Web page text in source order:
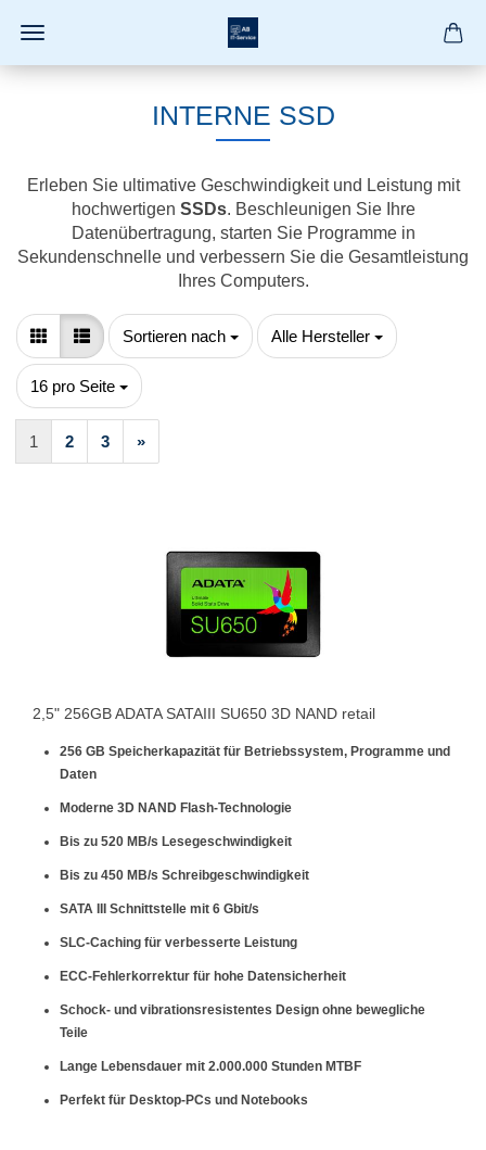
INTERNE SSD
Erleben Sie ultimative Geschwindigkeit und Leistung mit
hochwertigen SSDs. Beschleunigen Sie Ihre
Datenübertragung, starten Sie Programme in
Sekundenschnelle und verbessern Sie die Gesamtleistung
Ihres Computers.
Sortieren nach
Sortieren nach Alle Hersteller
pro Seite
16 pro Seite
pro Seite
1 2 3 »
2,5" 256GB ADATA SATAIII SU650 3D NAND retail
256 GB Speicherkapazität für Betriebssystem, Programme und
Daten
Moderne 3D NAND Flash-Technologie
Bis zu 520 MB/s Lesegeschwindigkeit
Bis zu 450 MB/s Schreibgeschwindigkeit
SATA III Schnittstelle mit 6 Gbit/s
SLC-Caching für verbesserte Leistung
ECC-Fehlerkorrektur für hohe Datensicherheit
Schock- und vibrationsresistentes Design ohne bewegliche
Teile
Lange Lebensdauer mit 2.000.000 Stunden MTBF
Perfekt für Desktop-PCs und Notebooks